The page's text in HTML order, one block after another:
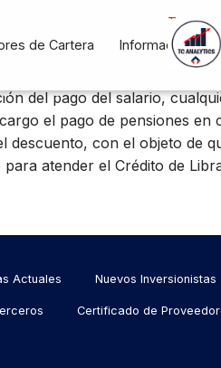
de Cartera Información
Tc
Analytics
del pago del salario,
el pago de pensiones en
descuento, con el objeto de
atender el Crédito de
Actuales Nuevos Inversionistas
Certificado de